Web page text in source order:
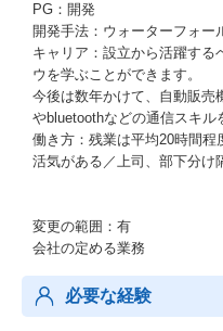
PG：開発
開発手法：ウォーターフォー
キャリア：設立から活躍する
ウを学ぶことができます。
今後は数年かけて、自動販売
やbluetoothなどの通信スキル
働き方：残業は平均20時間
活気がある／上司、部下分け
変更の範囲：有
会社の定める業務
必要な経験